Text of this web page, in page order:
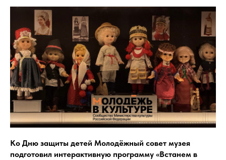
Ко Дню защиты детей Молодёжный совет музея
подготовил интерактивную программу «Встанем в